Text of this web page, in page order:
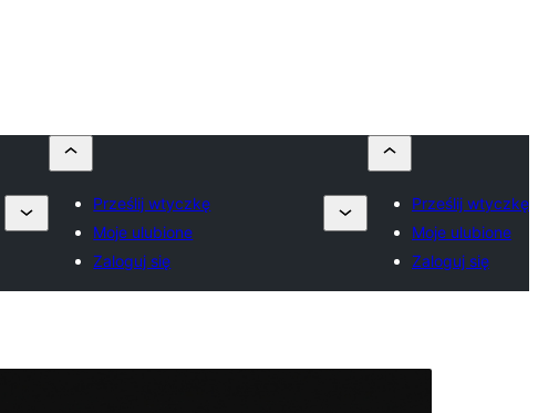
Prześlij wtyczkę
Moje ulubione
Zaloguj się
Prześlij wtyczkę
Moje ulubione
Zaloguj się